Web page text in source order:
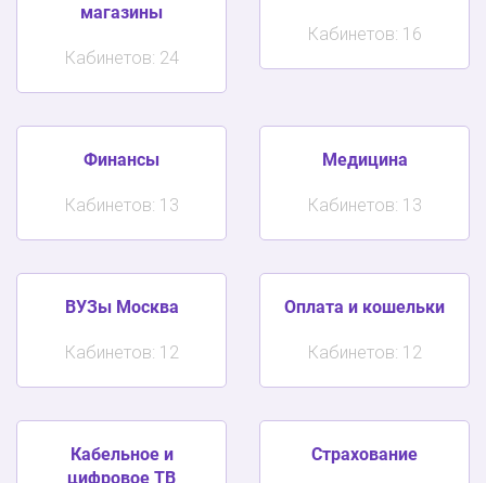
магазины
Кабинетов: 24
Кабинетов: 16
Финансы
Кабинетов: 13
Медицина
Кабинетов: 13
ВУЗы Москва
Кабинетов: 12
Оплата и кошельки
Кабинетов: 12
Кабельное и
цифровое ТВ
Страхование